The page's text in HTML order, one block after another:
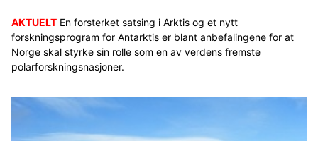
AKTUELT En forsterket satsing i Arktis og et nytt
forskningsprogram for Antarktis er blant anbefalingene for at
Norge skal styrke sin rolle som en av verdens fremste
polarforskningsnasjoner.